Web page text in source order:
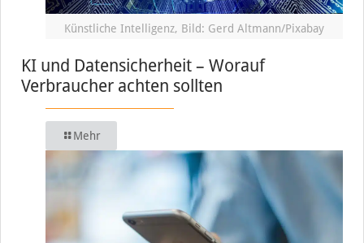
Künstliche Intelligenz, Bild: Gerd Altmann/Pixabay
KI und Datensicherheit – Worauf
Verbraucher achten sollten
Mehr